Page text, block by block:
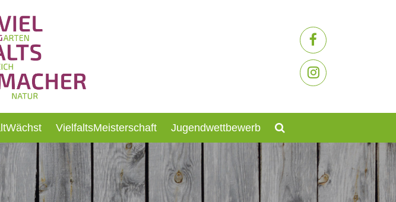
VielfaltsMeisterschaft Jugendwettbewerb